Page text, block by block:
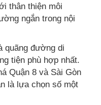
thân thiện môi
ngắn trong nội
quãng đường di
tiện phù hợp nhất.
Quận 8 và Sài Gòn
là lựa chọn số một